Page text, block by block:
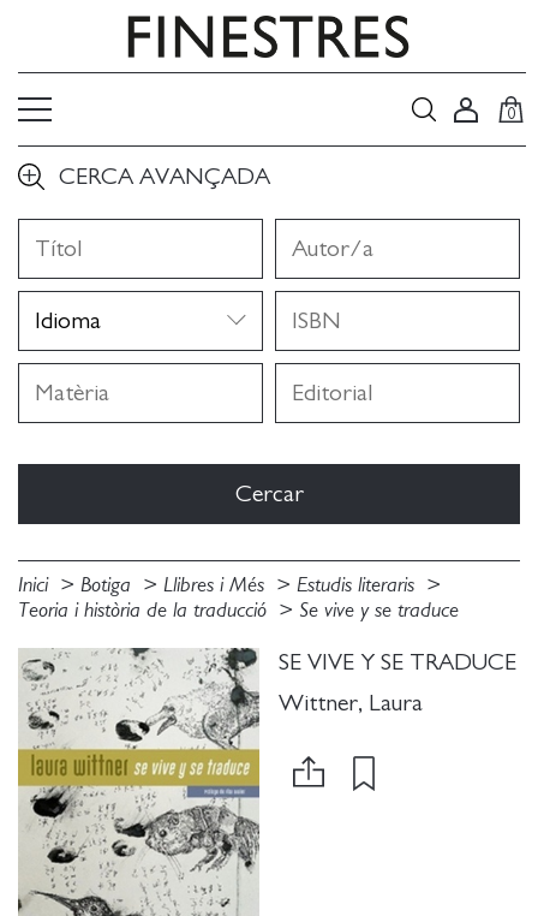
0
CERCA AVANÇADA
Inici Botiga Llibres i Més
Estudis literaris
Teoria i història de la traducció
Se vive y se traduce
SE VIVE Y SE TRADUCE
Wittner, Laura